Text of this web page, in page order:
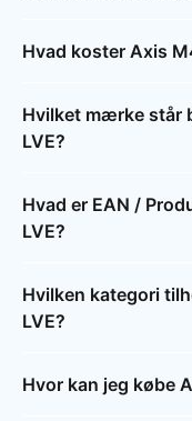
Hvad koster Axis
Hvilket mærke står
LVE?
Hvad er EAN /
LVE?
Hvilken kategori
LVE?
Hvor kan jeg købe